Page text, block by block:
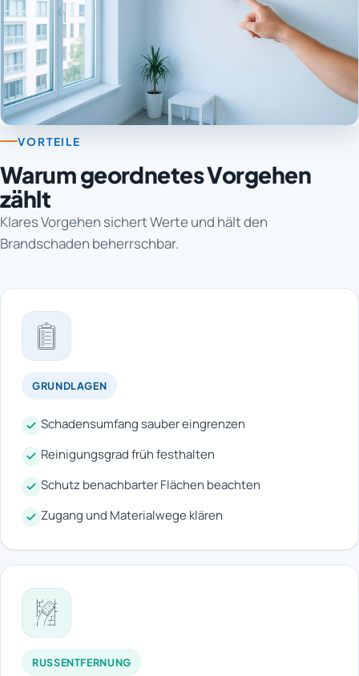
VORTEILE
Warum geordnetes Vorgehen
zählt
Klares Vorgehen sichert Werte und hält den
Brandschaden beherrschbar.
GRUNDLAGEN
Schadensumfang sauber eingrenzen
Reinigungsgrad früh festhalten
Schutz benachbarter Flächen beachten
Zugang und Materialwege klären
RUSSENTFERNUNG